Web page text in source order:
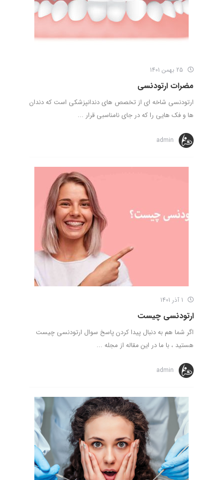
مضرات ارتودنسی
ارتودنسی شاخه ای از تخصص های دندانپزشکی است که دندان
ها و فک‌ هایی را که در جای نامناسبی قرار ...
admin
ارتودنسی چیست
اگر شما هم به دنبال پیدا کردن پاسخ سوال ارتودنسی چیست
هستید ، با ما در این مقاله از مجله ...
admin